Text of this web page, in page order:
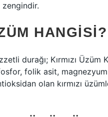
zengindir.
HANGISI?
durağı; Kırmızı Üzüm
folik asit,
olan kırmızı